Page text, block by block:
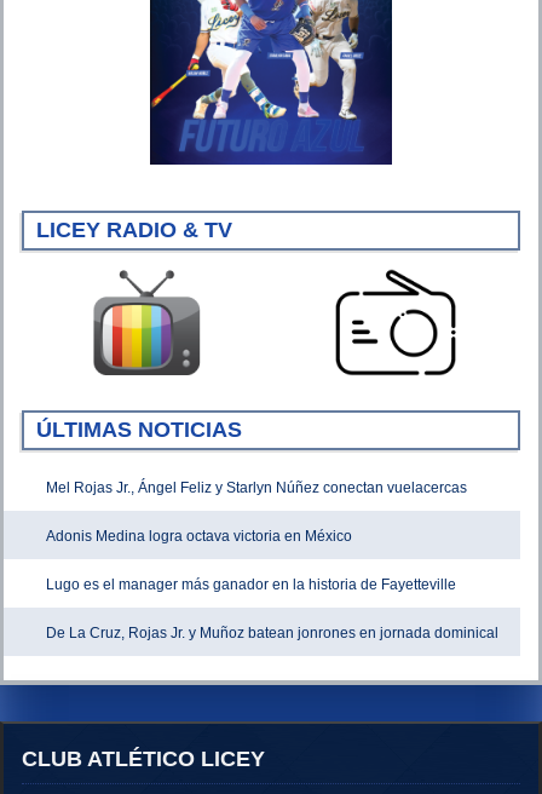
LICEY RADIO & TV
ÚLTIMAS NOTICIAS
Mel Rojas Jr., Ángel Feliz y Starlyn Núñez conectan vuelacercas
Adonis Medina logra octava victoria en México
Lugo es el manager más ganador en la historia de Fayetteville
De La Cruz, Rojas Jr. y Muñoz batean jonrones en jornada dominical
CLUB ATLÉTICO LICEY